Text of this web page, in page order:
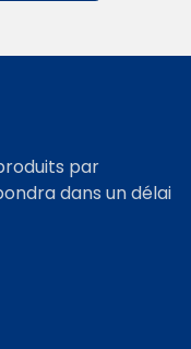
par
dans un délai